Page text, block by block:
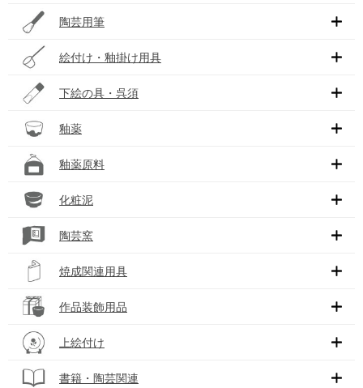
陶芸用筆
絵付け・釉掛け用具
下絵の具・呉須
釉薬
釉薬原料
化粧泥
陶芸窯
焼成関連用具
作品装飾用品
上絵付け
書籍・陶芸関連